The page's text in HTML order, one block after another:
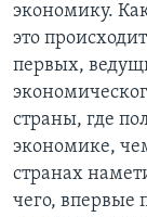
экономику.
это
первых,
страны, где
экономике,
странах
чего, впервые